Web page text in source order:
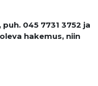
045 7731 3752 ja
hakemus, niin